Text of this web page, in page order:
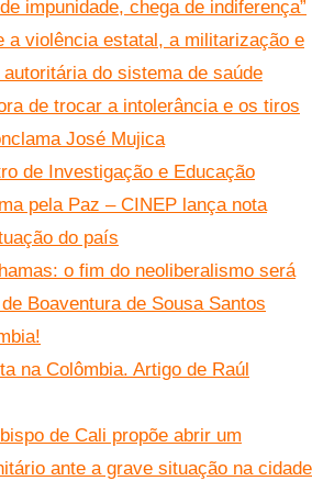
impunidade, chega de indiferença”
a violência estatal, a militarização e
do sistema de saúde
de trocar a intolerância e os tiros
José Mujica
de Investigação e Educação
pela Paz – CINEP lança nota
do país
o fim do neoliberalismo será
Boaventura de Sousa Santos
na Colômbia. Artigo de Raúl
de Cali propõe abrir um
ante a grave situação na cidade